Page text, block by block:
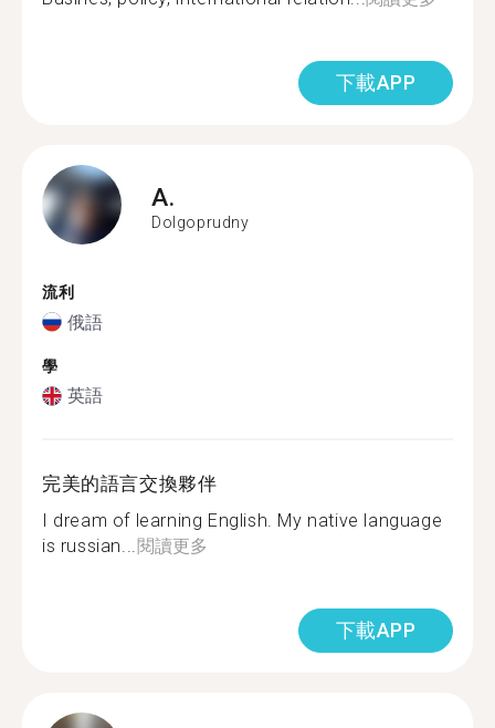
下載APP
A.
Dolgoprudny
流利
俄語
學
英語
完美的語言交換夥伴
I dream of learning English. My native language
is russian...閱讀更多
下載APP